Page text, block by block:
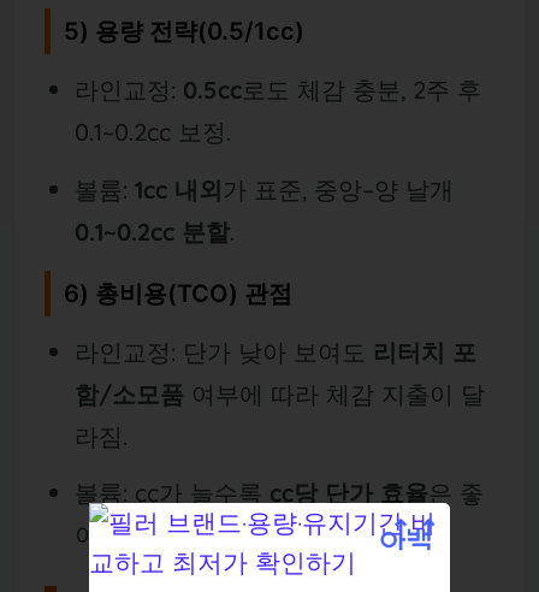
5) 용량 전략(0.5/1cc)
라인교정: 0.5cc로도 체감 충분, 2주 후
0.1~0.2cc 보정.
볼륨: 1cc 내외가 표준, 중앙–양 날개
0.1~0.2cc 분할.
6) 총비용(TCO) 관점
라인교정: 단가 낮아 보여도 리터치 포
함/소모품 여부에 따라 체감 지출이 달
라짐.
볼륨: cc가 늘수록 cc당 단가 효율은 좋
아지지만 과주입 금지.